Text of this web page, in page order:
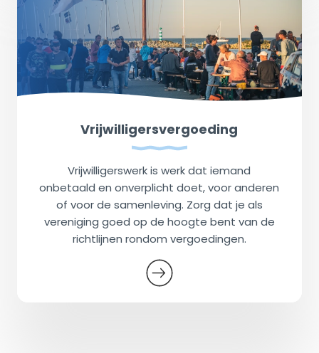
Vrijwilligersvergoeding
Vrijwilligerswerk is werk dat iemand
onbetaald en onverplicht doet, voor anderen
of voor de samenleving. Zorg dat je als
vereniging goed op de hoogte bent van de
richtlijnen rondom vergoedingen.